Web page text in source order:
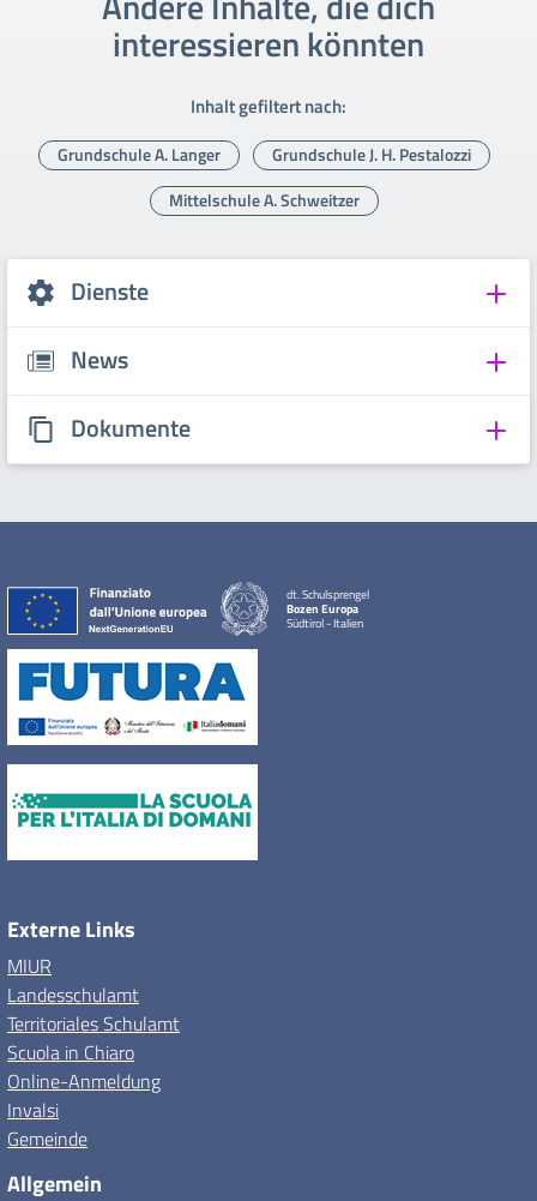
interessieren könnten
Inhalt gefiltert nach:
Grundschule A. Langer
Grundschule J. H. Pestalozzi
Mittelschule A. Schweitzer
Dienste
News
Dokumente
dt. Schulsprengel
Bozen Europa
Südtirol - Italien
Externe Links
MIUR
Landesschulamt
Territoriales Schulamt
Scuola in Chiaro
Online-Anmeldung
Invalsi
Gemeinde
Allgemein